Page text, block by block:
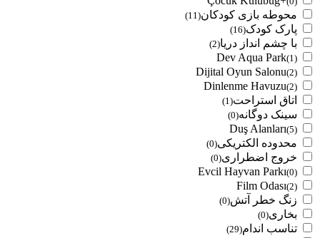
محوطه بازی کودکان(11)
پارک کودک(16)
با چشم انداز دریا(2)
Dev Aqua Park(1)
Dijital Oyun Salonu(2)
Dinlenme Havuzu(2)
اتاق استراحت(1)
سینک دوگانه(0)
Duş Alanları(5)
محدوده الکتریکی(0)
خروج اضطراری(0)
Evcil Hayvan Parkı(0)
Film Odası(2)
زنگ خطر آتش(0)
بخاری(0)
تناسب اندام(29)